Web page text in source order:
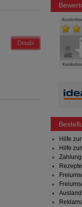
Details
Hilfe
Hilfe